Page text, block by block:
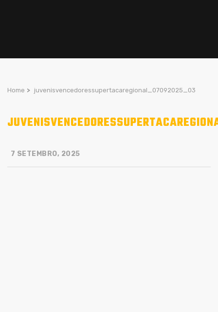
Home > juvenisvencedoressupertacaregional_07092025_03
7 SETEMBRO, 2025